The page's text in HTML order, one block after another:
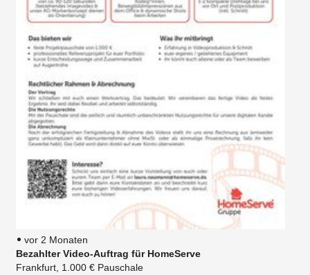
vor 2 Monaten
Bezahlter Video-Auftrag für HomeServe
Frankfurt, 1.000 € Pauschale